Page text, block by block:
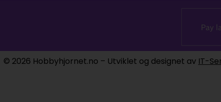
© 2026 Hobbyhjornet.no – Utviklet og designet av IT-